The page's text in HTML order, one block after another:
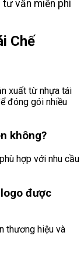
vấn miễn phí
Chế
xuất từ nhựa tái
đóng gói nhiều
không?
hợp với nhu cầu
được
thương hiệu và